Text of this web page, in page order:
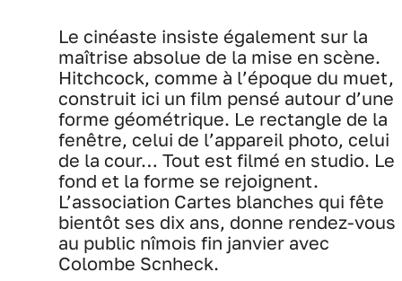
Le cinéaste insiste également sur la
maîtrise absolue de la mise en scène.
Hitchcock, comme à l’époque du muet,
construit ici un film pensé autour d’une
forme géométrique. Le rectangle de la
fenêtre, celui de l’appareil photo, celui
de la cour… Tout est filmé en studio. Le
fond et la forme se rejoignent.
L’association Cartes blanches qui fête
bientôt ses dix ans, donne rendez-vous
au public nîmois fin janvier avec
Colombe Scnheck.